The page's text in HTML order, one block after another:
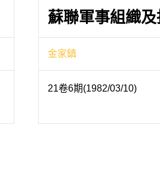
蘇聯軍事組織
金家鎮
21卷6期(1982/03/10)